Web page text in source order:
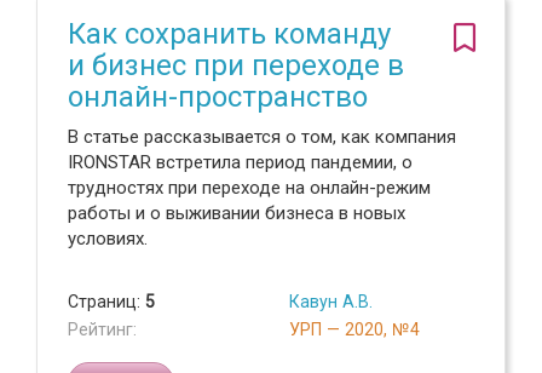
Как сохранить команду
и бизнес при переходе в
онлайн-пространство
В статье рассказывается о том, как компания
IRONSTAR встретила период пандемии, о
трудностях при переходе на онлайн-режим
работы и о выживании бизнеса в новых
условиях.
Страниц: 5
Рейтинг:
Кавун А.В.
УРП — 2020, №4